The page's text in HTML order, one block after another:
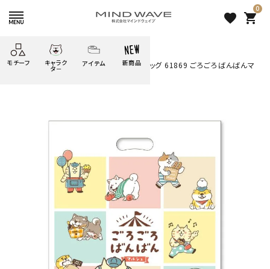
favorite
0
shopping_cart
モチーフ キャラク
タ－
ムーちゃん
だっとちゃん ばいばいべあ
かわうそ
ツンダちゃん ウサコレフレンズ
一期一会 その他
アイテム
雑貨
モバイル
アイテム
新商品 search
オンラインストア＆催事限定
ショップバッグ 61869 ごろご
HOME
すべての商品
オンラインストア＆催事限定 ショップバッグ 61869 ごろごろばんばんマ